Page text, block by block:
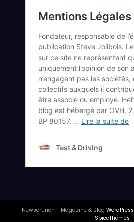
Newscrunch - Magazine & Blog WordPress
SpiceThemes